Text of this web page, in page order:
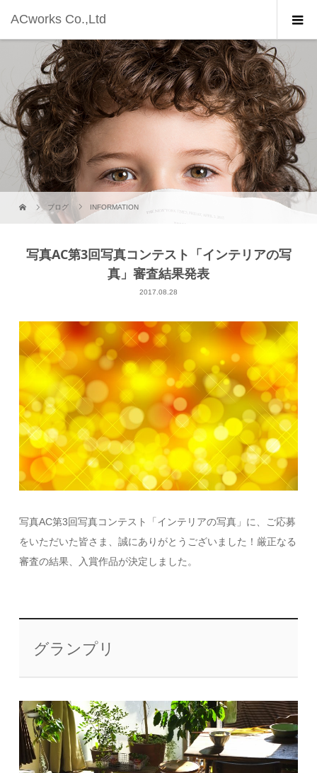
ACworks Co.,Ltd
ブログ INFORMATION
写真AC第3回写真コンテスト「インテリアの写
真」審査結果発表
2017.08.28
写真AC第3回写真コンテスト「インテリアの写真」に、ご応募
をいただいた皆さま、誠にありがとうございました！厳正なる
審査の結果、入賞作品が決定しました。
グランプリ